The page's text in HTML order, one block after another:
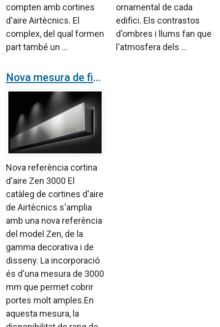
compten amb cortines
d'aire Airtècnics. El
complex, del qual formen
part també un ...
ornamental de cada
edifici. Els contrastos
d'ombres i llums fan que
l'atmosfera dels ...
Nova mesura de fins a tres metres per a la cortina d'aire de disseny Zen
Nova referència cortina
d'aire Zen 3000 El
catàleg de cortines d'aire
de Airtècnics s'amplia
amb una nova referència
del model Zen, de la
gamma decorativa i de
disseny. La incorporació
és d'una mesura de 3000
mm que permet cobrir
portes molt amples.En
aquesta mesura, la